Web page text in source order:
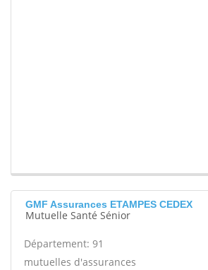
GMF Assurances ETAMPES CEDEX
Mutuelle Santé Sénior
Département: 91
mutuelles d'assurances